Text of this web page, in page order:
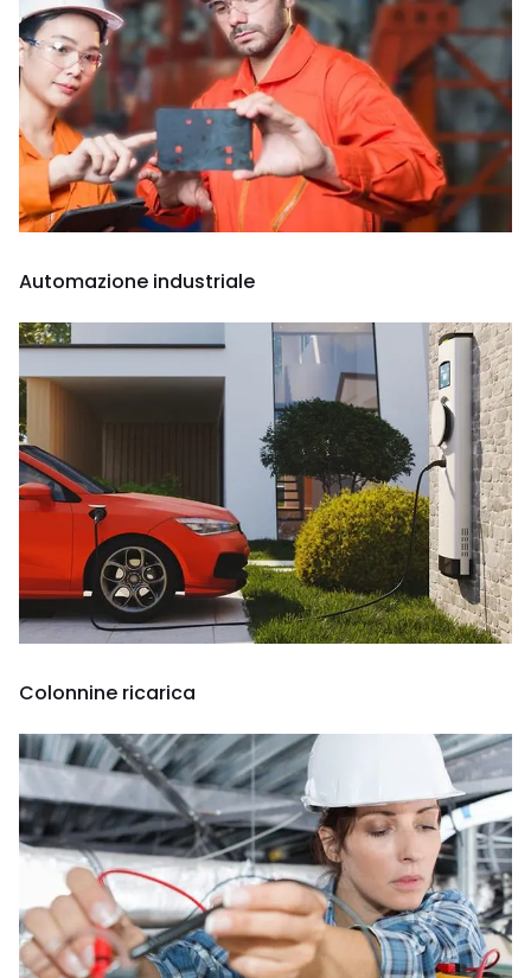
Automazione industriale
Colonnine ricarica